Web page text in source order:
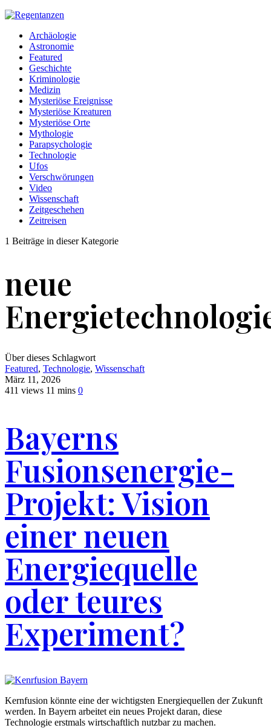
Archäologie
Astronomie
Featured
Geschichte
Kriminologie
Medizin
Mysteriöse Ereignisse
Mysteriöse Kreaturen
Mysteriöse Orte
Mythologie
Parapsychologie
Technologie
Ufos
Verschwörungen
Video
Wissenschaft
Zeitgeschehen
Zeitreisen
1 Beiträge in dieser Kategorie
neue
Über dieses Schlagwort
Featured, Technologie, Wissenschaft
März 11, 2026
411 views 11 mins 0
Bayerns
Fusionsenergie-
Projekt: Vision
einer neuen
Energiequelle
oder teures
Experiment?
Kernfusion könnte eine der wichtigsten Energiequellen der Zukunft
werden. In Bayern arbeitet ein neues Projekt daran, diese
Technologie erstmals wirtschaftlich nutzbar zu machen.